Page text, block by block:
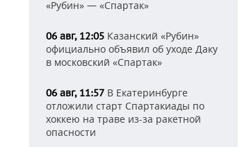
«Рубин» — «Спартак»
06 авг, 12:05 Казанский «Рубин»
официально объявил об уходе Даку
в московский «Спартак»
06 авг, 11:57 В Екатеринбурге
отложили старт Спартакиады по
хоккею на траве из-за ракетной
опасности